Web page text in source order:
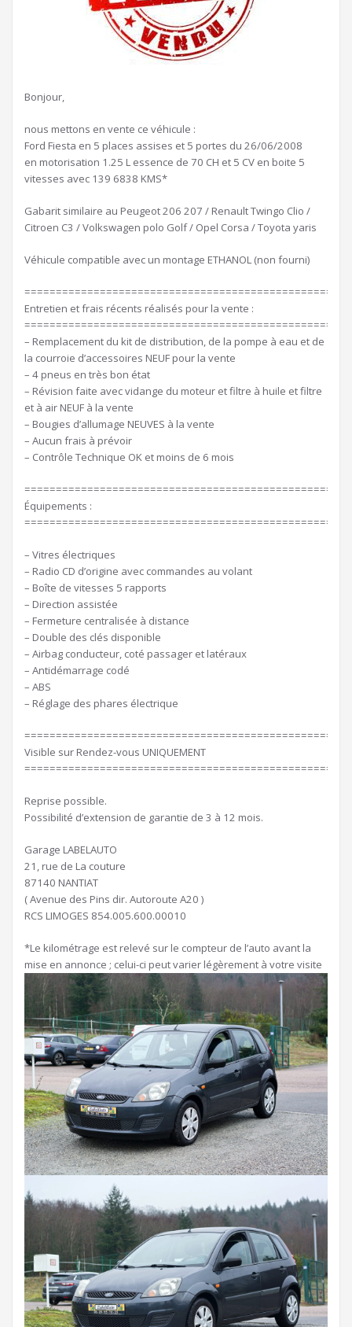
Bonjour,
nous mettons en vente ce véhicule :
Ford Fiesta en 5 places assises et 5 portes du 26/06/2008
en motorisation 1.25 L essence de 70 CH et 5 CV en boite 5
vitesses avec 139 6838 KMS*
Gabarit similaire au Peugeot 206 207 / Renault Twingo Clio /
Citroen C3 / Volkswagen polo Golf / Opel Corsa / Toyota yaris
Véhicule compatible avec un montage ETHANOL (non fourni)
Entretien et frais récents réalisés pour la vente :
– Remplacement du kit de distribution, de la pompe à eau et de
la courroie d’accessoires NEUF pour la vente
– 4 pneus en très bon état
– Révision faite avec vidange du moteur et filtre à huile et filtre
et à air NEUF à la vente
– Bougies d’allumage NEUVES à la vente
– Aucun frais à prévoir
– Contrôle Technique OK et moins de 6 mois
Équipements :
– Vitres électriques
– Radio CD d’origine avec commandes au volant
– Boîte de vitesses 5 rapports
– Direction assistée
– Fermeture centralisée à distance
– Double des clés disponible
– Airbag conducteur, coté passager et latéraux
– Antidémarrage codé
– ABS
– Réglage des phares électrique
Visible sur Rendez-vous UNIQUEMENT
Reprise possible.
Possibilité d’extension de garantie de 3 à 12 mois.
Garage LABELAUTO
21, rue de La couture
87140 NANTIAT
( Avenue des Pins dir. Autoroute A20 )
RCS LIMOGES 854.005.600.00010
*Le kilométrage est relevé sur le compteur de l’auto avant la
mise en annonce ; celui-ci peut varier légèrement à votre visite